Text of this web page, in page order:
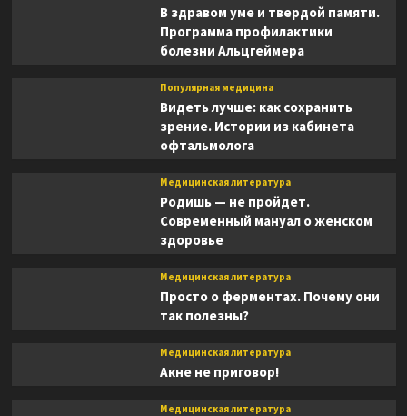
В здравом уме и твердой памяти.
Программа профилактики
болезни Альцгеймера
Популярная медицина
Видеть лучше: как сохранить
зрение. Истории из кабинета
офтальмолога
Медицинская литература
Родишь — не пройдет.
Современный мануал о женском
здоровье
Медицинская литература
Просто о ферментах. Почему они
так полезны?
Медицинская литература
Акне не приговор!
Медицинская литература